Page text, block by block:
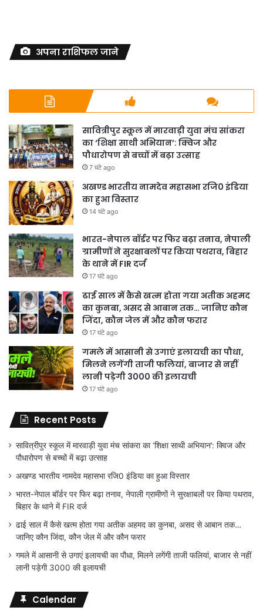
अपना राशिफल जाने
सावित्रीपुर स्कूल में मारवाड़ी युवा मंच सांकरा
का ‘शिक्षा साथी अभियान’: क्विज और
पौधारोपण से बच्चों में बढ़ा उत्साह
7 घंटे ago
अखण्ड भारतीय नामदेव महासभा रजि0 इंडिया
का हुआ विस्तार
14 घंटे ago
भारत-नेपाल बॉर्डर पर फिर बढ़ा तनाव, नेपाली
ग्रामीणों ने सुरक्षाबलों पर किया पथराव, बिहार
के थाने में FIR दर्ज
17 घंटे ago
ढाई साल में कैसे खत्म होता गया अतीक अहमद
का कुनबा, असद से आबान तक… जानिए कौन
जिंदा, कौन जेल में और कौन फरार
17 घंटे ago
गमले में आसानी से उगाएं इलायची का पौधा,
मिलने लगेंगी ताजी फलियां, बाजार से नहीं
लानी पड़ेगी 3000 की इलायची
17 घंटे ago
Recent Posts
सावित्रीपुर स्कूल में मारवाड़ी युवा मंच सांकरा का ‘शिक्षा साथी अभियान’: क्विज और
पौधारोपण से बच्चों में बढ़ा उत्साह
अखण्ड भारतीय नामदेव महासभा रजि0 इंडिया का हुआ विस्तार
भारत-नेपाल बॉर्डर पर फिर बढ़ा तनाव, नेपाली ग्रामीणों ने सुरक्षाबलों पर किया पथराव,
बिहार के थाने में FIR दर्ज
ढाई साल में कैसे खत्म होता गया अतीक अहमद का कुनबा, असद से आबान तक…
जानिए कौन जिंदा, कौन जेल में और कौन फरार
गमले में आसानी से उगाएं इलायची का पौधा, मिलने लगेंगी ताजी फलियां, बाजार से नहीं
लानी पड़ेगी 3000 की इलायची
Calendar